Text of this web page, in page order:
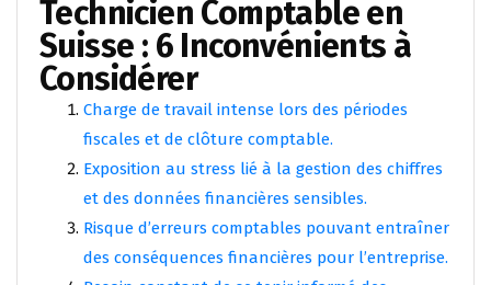
Technicien Comptable en
Suisse : 6 Inconvénients à
Considérer
Charge de travail intense lors des périodes
fiscales et de clôture comptable.
Exposition au stress lié à la gestion des chiffres
et des données financières sensibles.
Risque d’erreurs comptables pouvant entraîner
des conséquences financières pour l’entreprise.